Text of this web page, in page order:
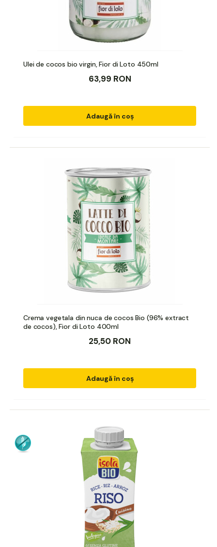
Ulei de cocos bio virgin, Fior di Loto 450ml
63,99 RON
Adaugă în coș
Crema vegetala din nuca de cocos Bio (96% extract
de cocos), Fior di Loto 400ml
25,50 RON
Adaugă în coș